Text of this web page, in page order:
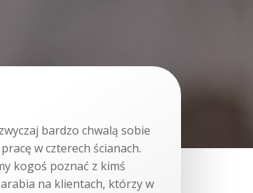
bardzo chwalą sobie
w czterech ścianach.
kogoś poznać z kimś
na klientach, którzy w